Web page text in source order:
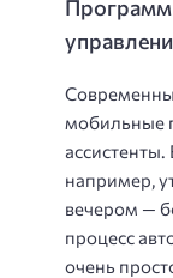
мобильные
например,
вечером —
процесс
очень